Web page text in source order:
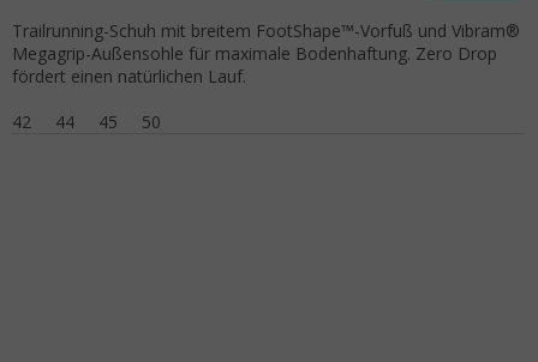
Trailrunning-Schuh mit breitem FootShape™-Vorfuß und Vibram®
Megagrip-Außensohle für maximale Bodenhaftung. Zero Drop
fördert einen natürlichen Lauf.
42
44 45 50